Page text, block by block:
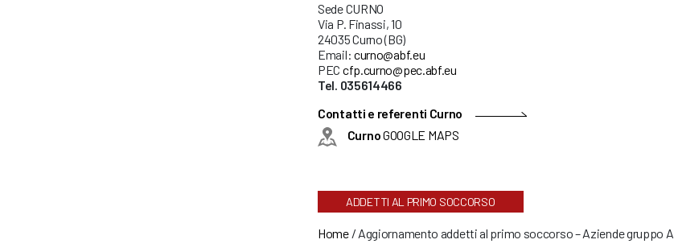
Sede CURNO
Via P. Finassi, 10
24035 Curno (BG)
Email: curno@abf.eu
PEC cfp.curno@pec.abf.eu
Tel. 035614466
Contatti e referenti Curno
CurnoGOOGLE MAPS
ADDETTI AL PRIMO SOCCORSO
Home/ Aggiornamento addetti al primo soccorso – Aziende gruppo A